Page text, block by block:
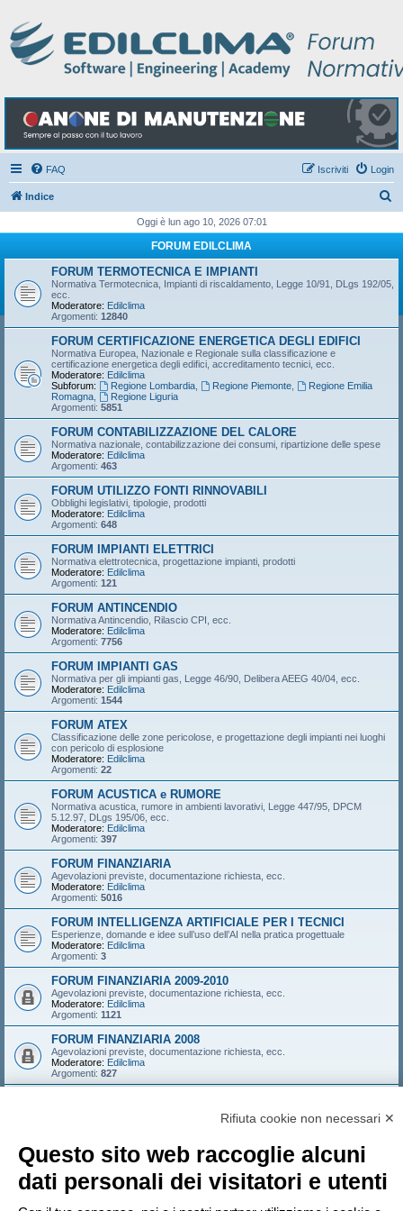
FAQ Login
Iscriviti
Indice
c
Oggi è lun ago 10, 2026 07:01
FORUM EDILCLIMA
FORUM TERMOTECNICA E IMPIANTI
Normativa Termotecnica, Impianti di riscaldamento, Legge 10/91, DLgs 192/05,
ecc.
Moderatore: Edilclima
Argomenti: 12840
FORUM CERTIFICAZIONE ENERGETICA DEGLI EDIFICI
Normativa Europea, Nazionale e Regionale sulla classificazione e
certificazione energetica degli edifici, accreditamento tecnici, ecc.
Moderatore: Edilclima
Subforum:
Regione Lombardia, Regione Piemonte,
Regione Emilia
Romagna
Regione Liguria
Argomenti: 5851
FORUM CONTABILIZZAZIONE DEL CALORE
Normativa nazionale, contabilizzazione dei consumi, ripartizione delle spese
Moderatore: Edilclima
Argomenti: 463
FORUM UTILIZZO FONTI RINNOVABILI
Obblighi legislativi, tipologie, prodotti
Moderatore: Edilclima
Argomenti: 648
FORUM IMPIANTI ELETTRICI
Normativa elettrotecnica, progettazione impianti, prodotti
Moderatore: Edilclima
Argomenti: 121
FORUM ANTINCENDIO
Normativa Antincendio, Rilascio CPI, ecc.
Moderatore: Edilclima
Argomenti: 7756
FORUM IMPIANTI GAS
Normativa per gli impianti gas, Legge 46/90, Delibera AEEG 40/04, ecc.
Moderatore: Edilclima
Argomenti: 1544
FORUM ATEX
Classificazione delle zone pericolose, e progettazione degli impianti nei luoghi
con pericolo di esplosione
Moderatore: Edilclima
Argomenti: 22
FORUM ACUSTICA e RUMORE
Normativa acustica, rumore in ambienti lavorativi, Legge 447/95, DPCM
5.12.97, DLgs 195/06, ecc.
Moderatore: Edilclima
Argomenti: 397
FORUM FINANZIARIA
Agevolazioni previste, documentazione richiesta, ecc.
Moderatore: Edilclima
Argomenti: 5016
FORUM INTELLIGENZA ARTIFICIALE PER I TECNICI
Esperienze, domande e idee sull’uso dell’AI nella pratica progettuale
Moderatore: Edilclima
Argomenti: 3
FORUM FINANZIARIA 2009-2010
Agevolazioni previste, documentazione richiesta, ecc.
Moderatore: Edilclima
Argomenti: 1121
FORUM FINANZIARIA 2008
Agevolazioni previste, documentazione richiesta, ecc.
Moderatore: Edilclima
Argomenti: 827
LOGIN
ISCRIVITI
Nome utente:
Rifiuta cookie non necessari ✕
Questo sito web raccoglie alcuni
dati personali dei visitatori e utenti